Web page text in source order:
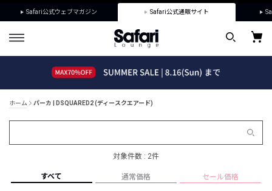
Safari公式ウェブマガジン Safari公式通販サイト
ホーム パーカ | DSQUARED2 (ディースクエアード)
対象件数 : 2件
すべて 通常価格 セール価格